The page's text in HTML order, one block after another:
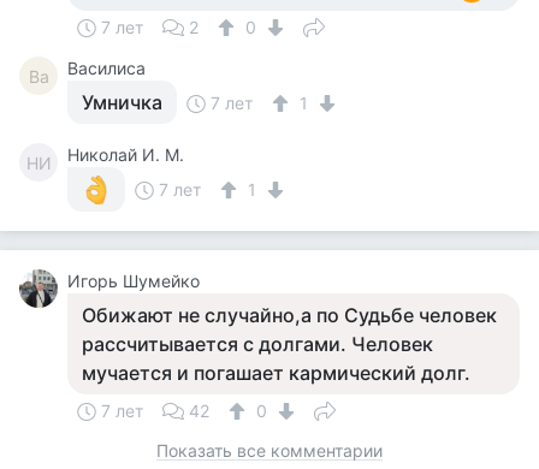
7 лет 2 0
Ва Василиса
Умничка 7 лет 1
НИ
Николай И. М.
7 лет
1
Игорь Шумейко
Обижают не случайно,а по Судьбе человек
рассчитывается с долгами. Человек
мучается и погашает кармический долг.
7 лет 42
0
Показать все комментарии